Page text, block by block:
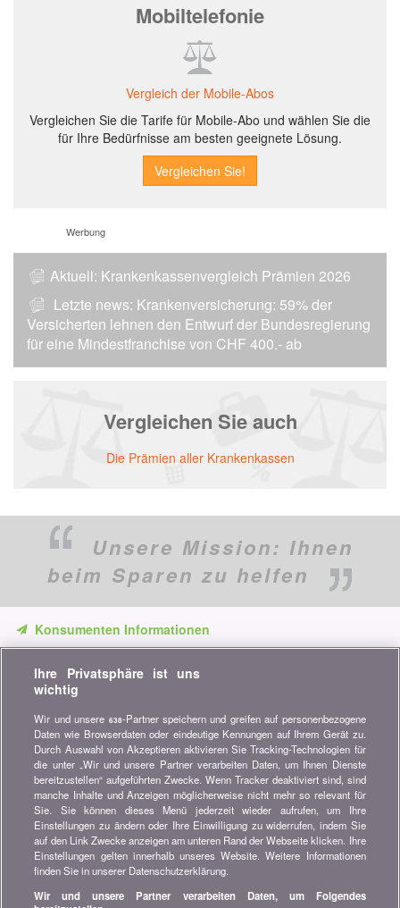
Mobiltelefonie
Vergleich der Mobile-Abos
Vergleichen Sie die Tarife für Mobile-Abo und wählen Sie die
für Ihre Bedürfnisse am besten geeignete Lösung.
Werbung
Aktuell: Krankenkassenvergleich Prämien 2026
Letzte news: Krankenversicherung: 59% der
Versicherten lehnen den Entwurf der Bundesregierung
für eine Mindestfranchise von CHF 400.- ab
Vergleichen Sie auch
Die Prämien aller Krankenkassen
Unsere Mission: Ihnen
beim Sparen zu helfen
Konsumenten Informationen
unsere Vergleiche, Ratschläge und Tipps in den Bereichen
Versicherung, Finanzen, Konsumgüter und vieles mehr...
Newsletter bestellen
Treten Sie unserer Community bei
Bleiben Sie auf dem neuesten Stand, finden Sie alle Ratschläge
und Tipps zum Sparen auf:
Ihre Privatsphäre ist uns
wichtig
Wir und unsere 638-Partner speichern und greifen auf personenbezogene
Daten wie Browserdaten oder eindeutige Kennungen auf Ihrem Gerät zu.
Durch Auswahl von Akzeptieren aktivieren Sie Tracking-Technologien für
die unter „Wir und unsere Partner verarbeiten Daten, um Ihnen Dienste
bereitzustellen“ aufgeführten Zwecke. Wenn Tracker deaktiviert sind, sind
manche Inhalte und Anzeigen möglicherweise nicht mehr so relevant für
Sie. Sie können dieses Menü jederzeit wieder aufrufen, um Ihre
Einstellungen zu ändern oder Ihre Einwilligung zu widerrufen, indem Sie
auf den Link Zwecke anzeigen am unteren Rand der Webseite klicken. Ihre
Einstellungen gelten innerhalb unseres Website. Weitere Informationen
finden Sie in unserer Datenschutzerklärung.
Wir und unsere Partner verarbeiten Daten, um Folgendes